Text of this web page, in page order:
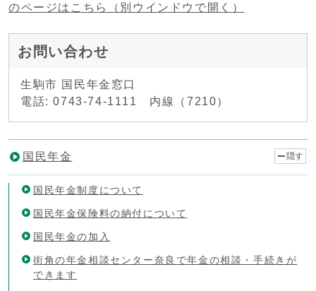
のページはこちら
（別ウインドウで開く）
お問い合わせ
生駒市 国民年金窓口
電話: 0743-74-1111 内線（7210）
国民年金 隠す
国民年金制度について
国民年金保険料の納付について
国民年金の加入
街角の年金相談センター奈良で年金の相談・手続きが
できます